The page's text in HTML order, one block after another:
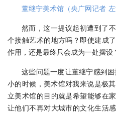
董继宁美术馆（央广网记者 左
然而，这一提议起初遭到了
个接触艺术的地方吗？即使建成
作用，还是最终只会成为一处摆设
这些问题一度让董继宁感到
小的时候，美术馆对我来说是极
立美术馆的目的就是希望能够在
让他们不再对大城市的文化生活